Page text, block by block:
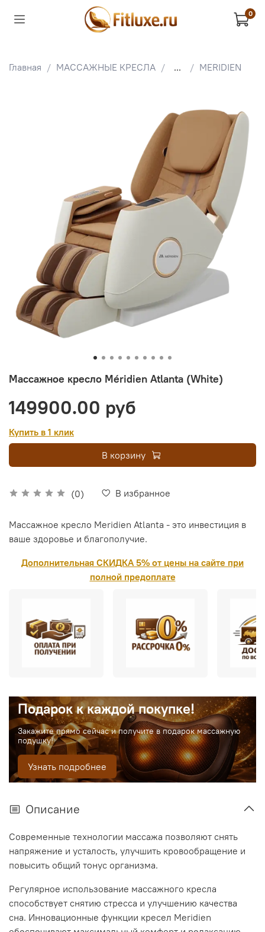
0
Главная МАССАЖНЫЕ КРЕСЛА ... MERIDIEN
Массажное кресло Méridien Atlanta (White)
(0) В избранное
149900.00 руб
Купить в 1 клик
В корзину
Массажное кресло Meridien Atlanta - это инвестиция в
ваше здоровье и благополучие.
Дополнительная СКИДКА 5% от цены на сайте при
полной предоплате
Подарок к каждой покупке!
Закажите прямо сейчас и получите в подарок массажную
подушку!
Узнать подробнее
Описание
Современные технологии массажа позволяют снять
напряжение и усталость, улучшить кровообращение и
повысить общий тонус организма.
Регулярное использование массажного кресла
способствует снятию стресса и улучшению качества
сна. Инновационные функции кресел Meridien